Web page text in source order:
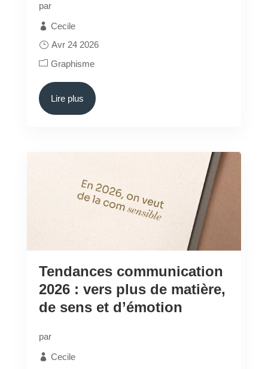
par
Cecile
Avr 24 2026
Graphisme
Lire plus
Tendances communication
2026 : vers plus de matière,
de sens et d’émotion
par
Cecile